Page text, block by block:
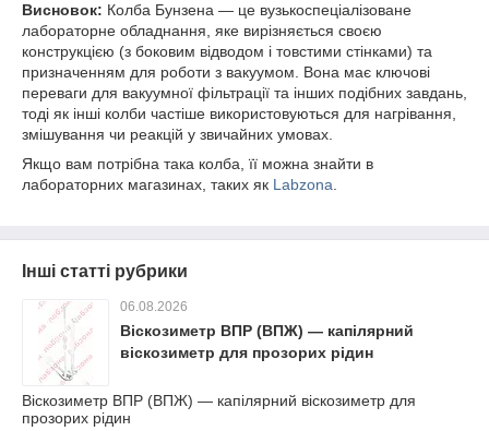
Висновок: Колба Бунзена — це вузькоспеціалізоване
лабораторне обладнання, яке вирізняється своєю
конструкцією (з боковим відводом і товстими стінками) та
призначенням для роботи з вакуумом. Вона має ключові
переваги для вакуумної фільтрації та інших подібних завдань,
тоді як інші колби частіше використовуються для нагрівання,
змішування чи реакцій у звичайних умовах.
Якщо вам потрібна така колба, її можна знайти в
лабораторних магазинах, таких як Labzona.
Інші статті рубрики
06.08.2026
Віскозиметр ВПР (ВПЖ) — капілярний
віскозиметр для прозорих рідин
Віскозиметр ВПР (ВПЖ) — капілярний віскозиметр для
прозорих рідин